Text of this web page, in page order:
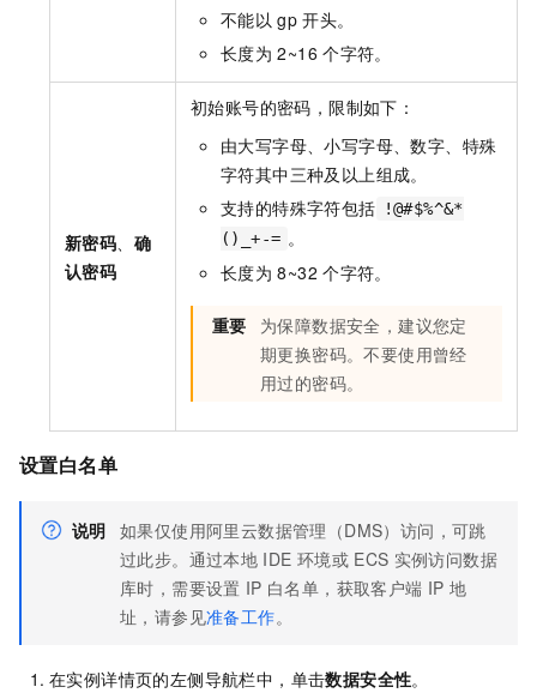
不能以 gp 开头。
长度为 2~16 个字符。
新密码、 确
认密码
初始账号的密码，限制如下：
由大写字母、小写字母、数字、特殊
字符其中三种及以上组成。
支持的特殊字符包括
!@#$%^&*
()_+-= 。
长度为 8~32 个字符。
重要
为保障数据安全，建议您定
期更换密码。不要使用曾经
用过的密码。
设置白名单
说明 如果仅使用阿里云数据管理（DMS）访问，可跳
过此步。通过本地 IDE 环境或 ECS 实例访问数据
库时，需要设置 IP 白名单，获取客户端 IP 地
址，请参见准备工作。
在实例详情页的左侧导航栏中，单击数据安全性。